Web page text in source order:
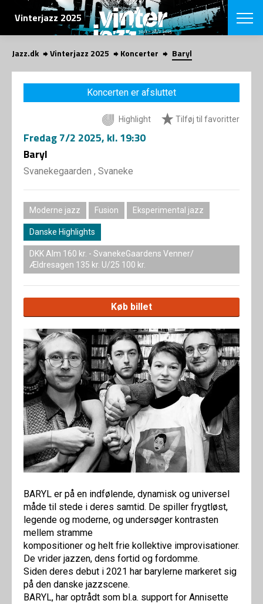
SØG
Vinterjazz 2025
VÆLG
COPENHAGEN
SHOP
Jazz.dk Vinterjazz 2025 Koncerter Baryl
Koncerten er afsluttet
Highlight Tilføj til favoritter
Fredag7/2 2025, kl. 19:30
Baryl
Svanekegaarden , Svaneke
Moderne jazz Fusion Eksperimental jazz
Danske Highlights
DKK Alm 160 kr. - SvanekeGaardens Venner/
Ældresagen 135 kr. U/25 100 kr.
Køb billet
BARYL er på en indfølende, dynamisk og universel
måde til stede i deres samtid. De spiller frygtløst,
legende og moderne, og undersøger kontrasten
mellem stramme
kompositioner og helt frie kollektive improvisationer.
De vrider jazzen, dens fortid og fordomme.
Siden deres debut i 2021 har barylerne markeret sig
på den danske jazzscene.
BARYL, har optrådt som bl.a. support for Annisette